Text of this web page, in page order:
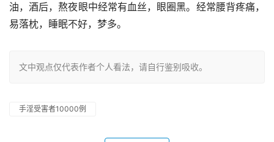
油，酒后，熬夜眼中经常有血丝，眼圈黑。经常腰背疼痛，
易落枕，睡眠不好，梦多。
文中观点仅代表作者个人看法，请自行鉴别吸收。
手淫受害者10000例